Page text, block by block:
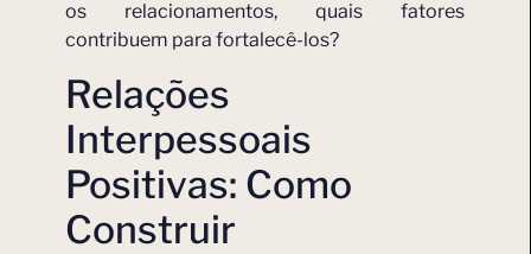
os relacionamentos, quais fatores
contribuem para fortalecê-los?
Relações
Interpessoais
Positivas: Como
Construir